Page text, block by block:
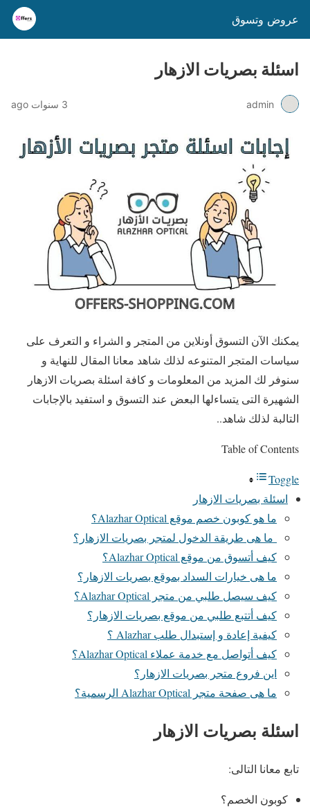
عروض وتسوق
اسئلة بصريات الازهار
admin 3 سنوات ago
يمكنك الآن التسوق أونلاين من المتجر و الشراء و التعرف على
سياسات المتجر المتنوعه لذلك شاهد معانا المقال للنهاية و
سنوفر لك المزيد من المعلومات و كافة اسئلة بصريات الازهار
الشهيرة التى يتساءلها البعض عند التسوق و استفيد بالإجابات
التالبة لذلك شاهد..
Table of Contents
Toggle
اسئلة بصريات الازهار
ما هو كوبون خصم موقع Alazhar Optical؟
ما هى طريقة الدخول لمتجر بصريات الازهار؟
كيف أتسوق من موقع Alazhar Optical؟
ما هى خيارات السداد بموقع بصريات الازهار؟
كيف سيصل طلبي من متجر Alazhar Optical؟
كيف أتتبع طلبي من موقع بصريات الازهار؟
كيفية إعادة و إستبدال طلب Alazhar ؟
كيف أتواصل مع خدمة عملاء Alazhar Optical؟
اين فروع متجر بصريات الازهار؟
ما هى صفحة متجر Alazhar Optical الرسمية؟
اسئلة بصريات الازهار
تابع معانا التالى:
كوبون الخصم؟